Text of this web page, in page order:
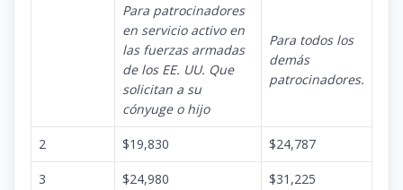
Para patrocinadores
en servicio activo en
las fuerzas armadas
de los EE. UU. Que
solicitan a su
cónyuge o hijo
Para todos los
demás
patrocinadores.
2 $19,830 $24,787
3 $24,980 $31,225